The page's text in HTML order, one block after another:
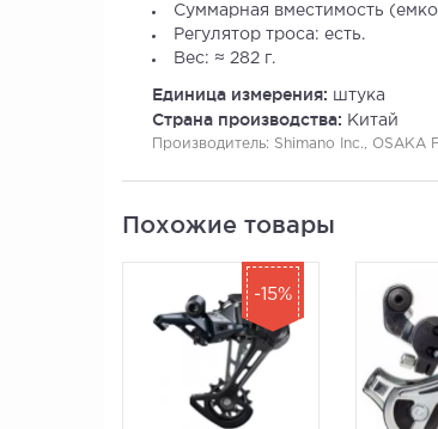
Суммарная вместимость
Регулятор троса: есть.
Вес: ≈ 282 г.
Единица измерения: штука
Страна производства: Китай
Производитель: Shimano Inc., OSAKA
Похожие товары
-15%